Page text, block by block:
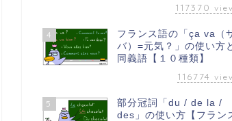
117370
4
フランス語の「ça va（
バ）=元気？」の使い方
同義語【１０種類】
116774
5
部分冠詞「du / de la /
des」の使い方【フラン